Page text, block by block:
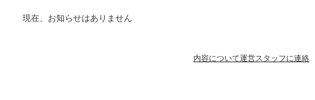
無料の貸切露天風呂が空いていたので、ゆっくり温泉に
カラオケルーム
内容について運営スタッフに連絡